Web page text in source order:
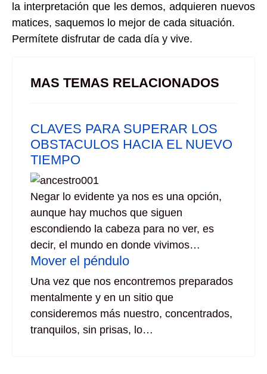
la interpretación que les demos, adquieren nuevos
matices, saquemos lo mejor de cada situación.
Permítete disfrutar de cada día y vive.
MAS TEMAS RELACIONADOS
CLAVES PARA SUPERAR LOS
OBSTACULOS HACIA EL NUEVO
TIEMPO
Negar lo evidente ya nos es una opción,
aunque hay muchos que siguen
escondiendo la cabeza para no ver, es
decir, el mundo en donde vivimos…
Mover el péndulo
Una vez que nos encontremos preparados
mentalmente y en un sitio que
consideremos más nuestro, concentrados,
tranquilos, sin prisas, lo…